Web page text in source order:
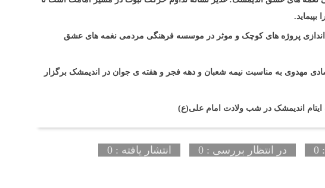
اندازی پروژه های کوچک و موثر در موسسه فرهنگی مردمی نغمه های عشق
مهدوی به مناسبت نیمه شعبان و دهه فجر و هفته ی جوان در اندیمشک برگزار
اندیمشک در شب ولادت امام علی(ع)
در انتظار بررسی : 0 انتشار یافته : 0